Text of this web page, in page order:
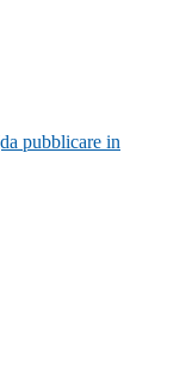
pubblicare in